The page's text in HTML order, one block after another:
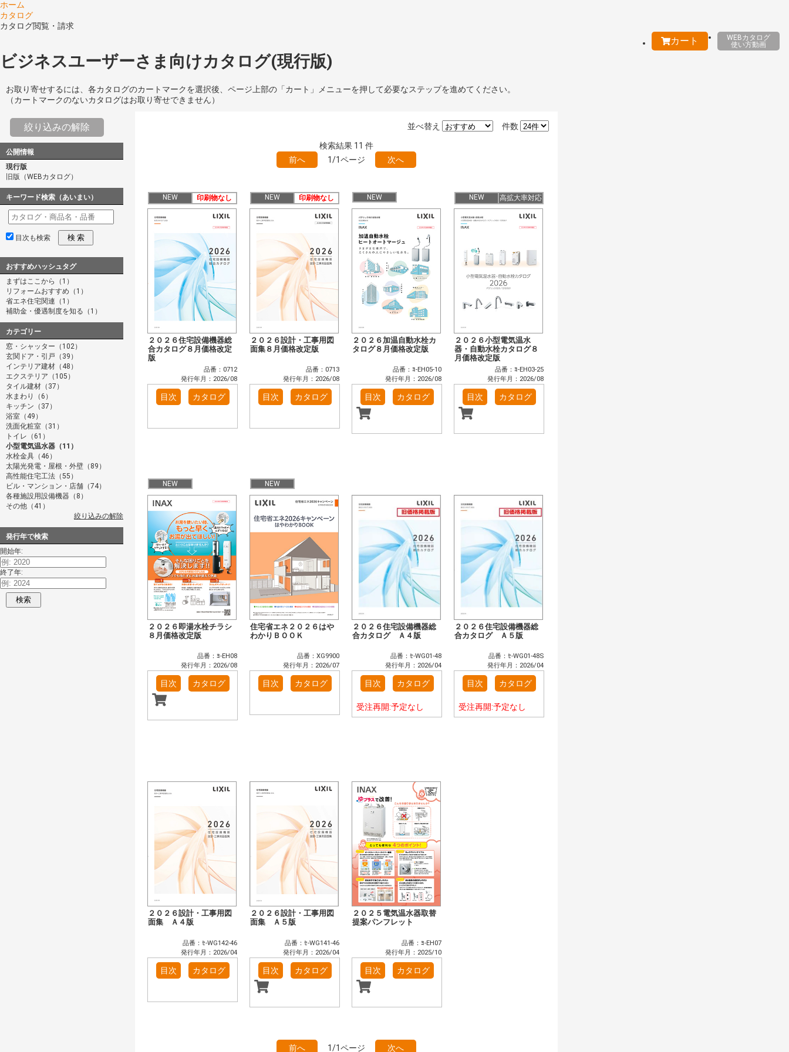
ホーム
カタログ
カタログ閲覧・請求
カート
WEBカタログ
使い方動画
ビジネスユーザーさま向けカタログ(現行版)
お取り寄せするには、各カタログのカートマークを選択後、ページ上部の「カート」メニューを押して必要なステップを進めてください。
（カートマークのないカタログはお取り寄せできません）
絞り込みの解除
公開情報
現行版
旧版（WEBカタログ）
キーワード検索（あいまい）
目次も検索 検 索
おすすめハッシュタグ
まずはここから（1）
リフォームおすすめ（1）
省エネ住宅関連（1）
補助金・優遇制度を知る（1）
カテゴリー
窓・シャッター（102）
玄関ドア・引戸（39）
インテリア建材（48）
エクステリア（105）
タイル建材（37）
水まわり（6）
キッチン（37）
浴室（49）
洗面化粧室（31）
トイレ（61）
小型電気温水器（11）
水栓金具（46）
太陽光発電・屋根・外壁（89）
高性能住宅工法（55）
ビル・マンション・店舗（74）
各種施設用設備機器（8）
その他（41）
絞り込みの解除
発行年で検索
開始年:
終了年:
検索
件数
並べ替え
検索結果 11 件
前へ
1/1ページ 次へ
NEW 印刷物なし
２０２６住宅設備機器総
合カタログ８月価格改定
版
品番：0712
発行年月：2026/08
目次 カタログ
NEW 印刷物なし
２０２６設計・工事用図
面集８月価格改定版
品番：0713
発行年月：2026/08
目次 カタログ
NEW
２０２６加温自動水栓カ
タログ８月価格改定版
品番：ﾖ-EH05-10
発行年月：2026/08
目次 カタログ
NEW 高拡大率対応
２０２６小型電気温水
器・自動水栓カタログ８
月価格改定版
品番：ﾖ-EH03-25
発行年月：2026/08
目次 カタログ
NEW
２０２６即湯水栓チラシ
８月価格改定版
品番：ﾖ-EH08
発行年月：2026/08
目次 カタログ
NEW
住宅省エネ２０２６はや
わかりＢＯＯＫ
品番：XG9900
発行年月：2026/07
目次 カタログ
２０２６住宅設備機器総
合カタログ Ａ４版
品番：ｾ-WG01-48
発行年月：2026/04
目次 カタログ
受注再開:予定なし
２０２６住宅設備機器総
合カタログ Ａ５版
品番：ｾ-WG01-48S
発行年月：2026/04
目次 カタログ
受注再開:予定なし
２０２６設計・工事用図
面集 Ａ４版
品番：ｾ-WG142-46
発行年月：2026/04
目次 カタログ
２０２６設計・工事用図
面集 Ａ５版
品番：ｾ-WG141-46
発行年月：2026/04
目次 カタログ
２０２５電気温水器取替
提案パンフレット
品番：ﾖ-EH07
発行年月：2025/10
目次 カタログ
前へ 1/1ページ 次へ